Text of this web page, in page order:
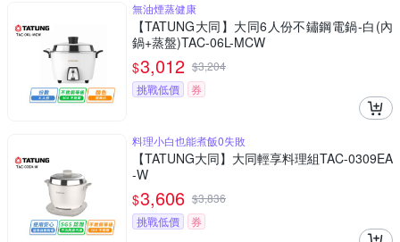
無油煙蒸健康
【TATUNG大同】大同6人份不鏽鋼電鍋-白(內
鍋+蒸盤)TAC-06L-MCW
$3,012 $3,204
挑戰低價
券
料理小白也能煮飯0失敗
【TATUNG大同】大同輕享料理組TAC-0309EA
-W
$3,606 $3,836
挑戰低價
券